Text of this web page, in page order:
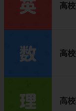
高
高
高